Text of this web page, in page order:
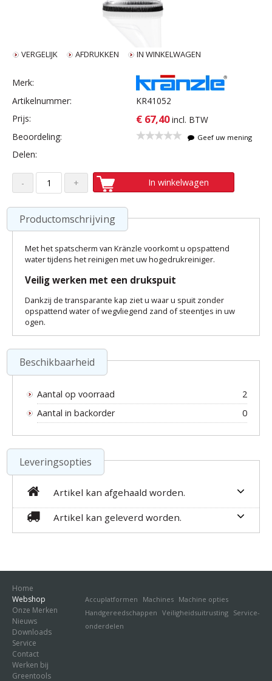
VERGELIJK AFDRUKKEN IN WINKELWAGEN
Merk:
Artikelnummer:
KR41052
Prijs:
€ 67,40 incl. BTW
Beoordeling:
Geef uw mening
Delen:
In winkelwagen
Productomschrijving
Met het spatscherm van Kränzle voorkomt u opspattend
water tijdens het reinigen met uw hogedrukreiniger.
Veilig werken met een drukspuit
Dankzij de transparante kap ziet u waar u spuit zonder
opspattend water of wegvliegend zand of steentjes in uw
ogen.
Beschikbaarheid
Aantal op voorraad
2
Aantal in backorder
0
Leveringsopties
Artikel kan afgehaald worden.
Artikel kan geleverd worden.
Home
Webshop
Accuplatformen Machines Machine opties
Handgereedschappen Veiligheidsuitrusting Service-
onderdelen
Onze Merken
Nieuws
Downloads
Service
Contact
Werken bij
Greentools